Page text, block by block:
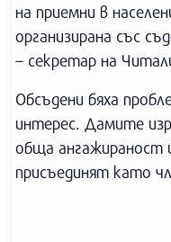
на приемни в
организирана със
– секретар на
Обсъдени бяха
интерес. Дамите
обща ангажираност
присъединят като